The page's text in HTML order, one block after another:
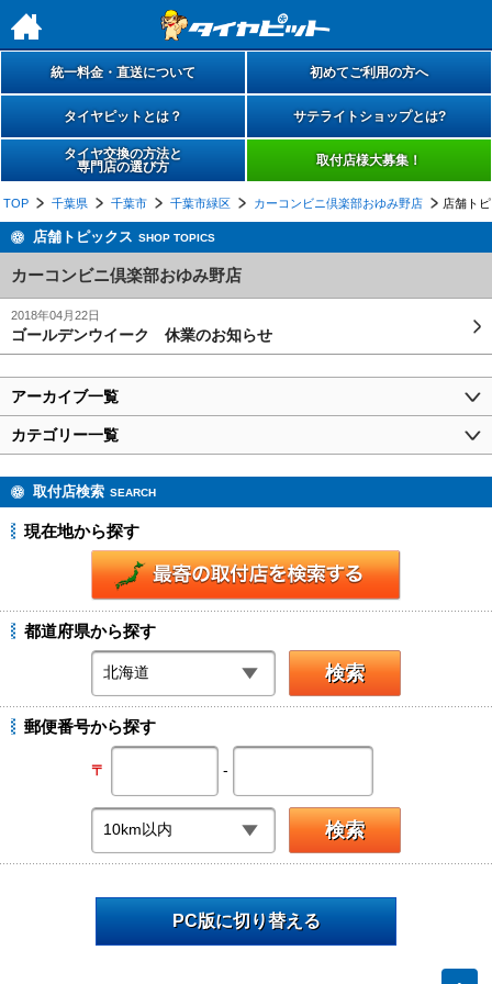
h
統一料金・直送について 初めてご利用の方へ
タイヤピットとは？ サテライトショップとは?
タイヤ交換の方法と
専門店の選び方
取付店様大募集！
TOP 千葉県 千葉市 千葉市緑区 カーコンビニ倶楽部おゆみ野店 店舗ト
店舗トピックス SHOP TOPICS
カーコンビニ倶楽部おゆみ野店
2018年04月22日
ゴールデンウイーク 休業のお知らせ
アーカイブ一覧
カテゴリー一覧
取付店検索 SEARCH
現在地から探す
都道府県から探す
郵便番号から探す
〒 -
PC版に切り替える